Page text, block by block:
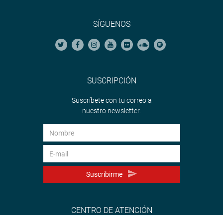
SÍGUENOS
SUSCRIPCIÓN
Suscríbete con tu correo a
nuestro newsletter.
Suscribirme
CENTRO DE ATENCIÓN